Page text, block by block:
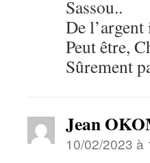
Sassou..
De
Peut être,
Sûrement
Jean
10/02/2023 à